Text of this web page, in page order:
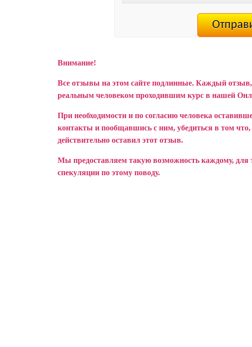
Внимание!
Все отзывы на этом сайте подлинные. Каждый
реальным человеком проходившим курс в нашей
При необходимости и по согласию человека
контакты и пообщавшись с ним, убедиться в том что,
действительно оставил этот отзыв.
Мы предоставляем такую возможность каждому, для
спекуляции по этому поводу.